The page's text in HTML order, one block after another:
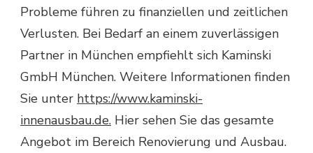
Probleme führen zu finanziellen und zeitlichen
Verlusten. Bei Bedarf an einem zuverlässigen
Partner in München empfiehlt sich Kaminski
GmbH München. Weitere Informationen finden
Sie unter https://www.kaminski-
innenausbau.de. Hier sehen Sie das gesamte
Angebot im Bereich Renovierung und Ausbau.